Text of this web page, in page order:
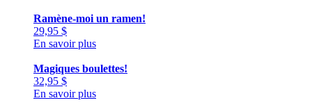
Ramène-moi un ramen!
29,95 $
En savoir plus
Magiques boulettes!
32,95 $
En savoir plus